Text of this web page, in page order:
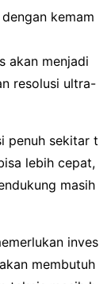
kemam
akan menjadi
resolusi ultra-
penuh sekitar t
lebih cepat,
masih
inves
membutuh